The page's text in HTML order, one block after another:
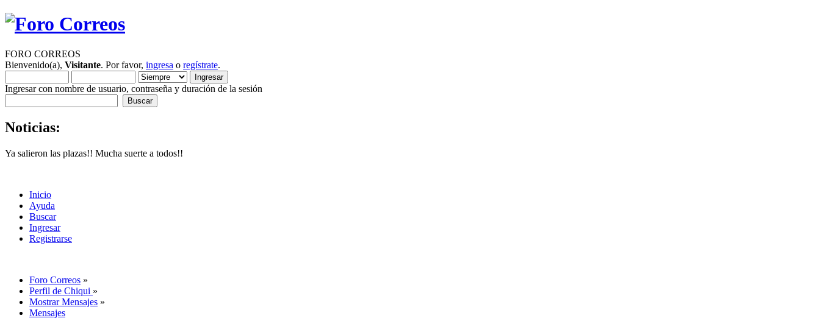
FORO CORREOS
Bienvenido(a), Visitante. Por favor, ingresa o regístrate.
Ingresar con nombre de usuario, contraseña y duración de la sesión
Noticias:
Ya salieron las plazas!! Mucha suerte a todos!!
Inicio
Ayuda
Buscar
Ingresar
Registrarse
Foro Correos »
Perfil de Chiqui »
Mostrar Mensajes »
Mensajes